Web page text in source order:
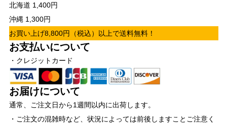
北海道 1,400円
沖縄 1,300円
お買い上げ8,800円（税込）以上で送料無料！
お支払いについて
・クレジットカード
お届けについて
通常、ご注文日から1週間以内に出荷します。
・ご注文の混雑時など、状況によっては前後しますことご注意く